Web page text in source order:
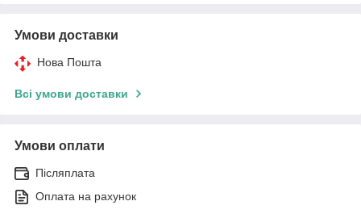
Умови доставки
Нова Пошта
Всі умови доставки
Умови оплати
Післяплата
Оплата на рахунок